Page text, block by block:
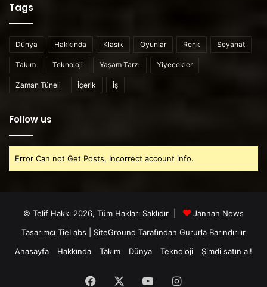
Tags
Dünya Hakkında Klasik Oyunlar Renk Seyahat
Takım Teknoloji Yaşam Tarzı Yiyecekler
Zaman Tüneli İçerik İş
Follow us
Error Can not Get Posts, Incorrect account info.
© Telif Hakkı 2026, Tüm Hakları Saklıdır |
Jannah News
Tasarımcı TieLabs
SiteGround Tarafından Gururla Barındırılır
Anasayfa
Hakkında Takım Dünya Teknoloji Şimdi satın al!
Facebook YouTubeInstagram